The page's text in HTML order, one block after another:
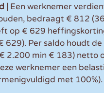
|
Een werknemer
bedraagt € 812
op € 629
629). Per saldo houdt
2.200 min € 183) netto
werknemer een
met 100%).